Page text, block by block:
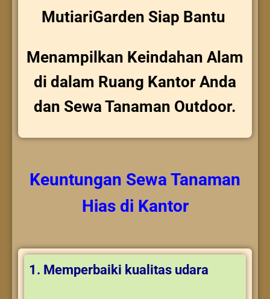
MutiariGarden Siap Bantu
Menampilkan Keindahan Alam
di dalam Ruang Kantor Anda
dan Sewa Tanaman Outdoor.
Keuntungan Sewa Tanaman
Hiasdi Kantor
1. Memperbaiki kualitas udara